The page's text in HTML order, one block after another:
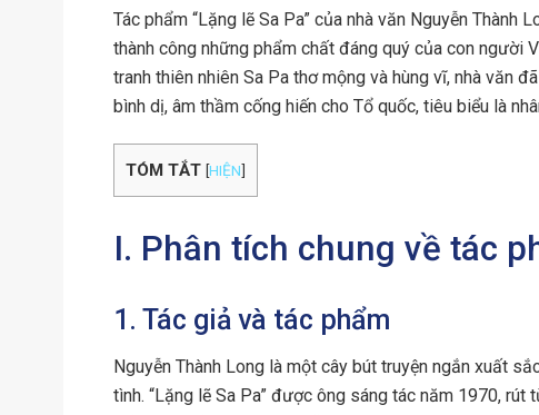
Tác phẩm “Lặng lẽ Sa Pa” của nhà văn Nguyễn
thành công những phẩm chất đáng quý của con người
tranh thiên nhiên Sa Pa thơ mộng và hùng vĩ, nhà văn
bình dị, âm thầm cống hiến cho Tổ quốc, tiêu biểu là
TÓM TẮT [HIỆN]
I. Phân tích chung về tác
1. Tác giả và tác phẩm
Nguyễn Thành Long là một cây bút truyện ngắn xuất
tình. “Lặng lẽ Sa Pa” được ông sáng tác năm 1970, rút